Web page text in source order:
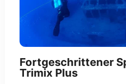
Fortgeschrittener
Trimix Plus